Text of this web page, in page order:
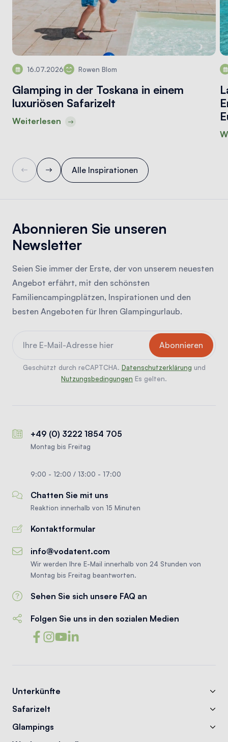
Alle Inspirationen
16.07.2026 Rowen Blom
Glamping in der Toskana in einem
luxuriösen Safarizelt
Weiterlesen
Abonnieren Sie unseren
Newsletter
Seien Sie immer der Erste, der von unserem neuesten
Angebot erfährt, mit den schönsten
Familiencampingplätzen, Inspirationen und den
besten Angeboten für Ihren Glampingurlaub.
Geschützt durch reCAPTCHA. Datenschutzerklärung und
Nutzungsbedingungen Es gelten.
+49 (0) 3222 1854 705
Montag bis Freitag
9:00 - 12:00 / 13:00 - 17:00
Chatten Sie mit uns
Reaktion innerhalb von 15 Minuten
Kontaktformular
info@vodatent.com
Wir werden Ihre E-Mail innerhalb von 24 Stunden von
Montag bis Freitag beantworten.
Sehen Sie sich unsere FAQ an
Folgen Sie uns in den sozialen Medien
Unterkünfte
Safarizelt
Glampings